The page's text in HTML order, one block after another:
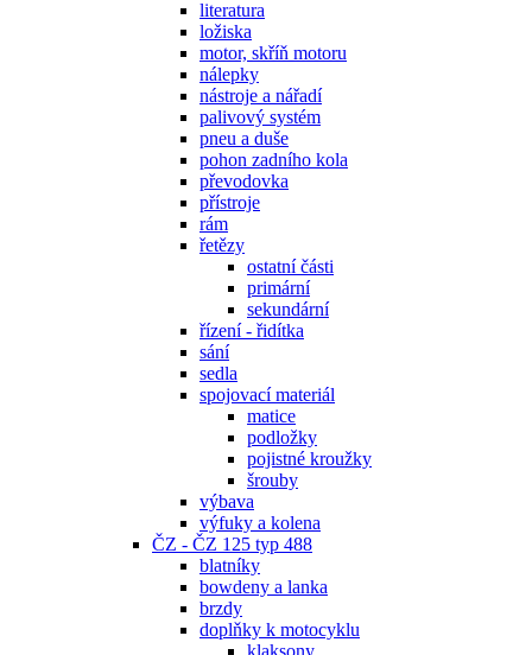
literatura
ložiska
motor, skříň motoru
nálepky
nástroje a nářadí
palivový systém
pneu a duše
pohon zadního kola
převodovka
přístroje
rám
řetězy
ostatní části
primární
sekundární
řízení - řidítka
sání
sedla
spojovací materiál
matice
podložky
pojistné kroužky
šrouby
výbava
výfuky a kolena
ČZ - ČZ 125 typ 488
blatníky
bowdeny a lanka
brzdy
doplňky k motocyklu
klaksony